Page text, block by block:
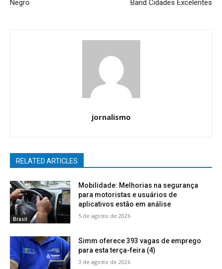
Negro Band Cidades Excelentes
jornalismo
RELATED ARTICLES
Brasil
Mobilidade: Melhorias na segurança
para motoristas e usuários de
aplicativos estão em análise
5 de agosto de 2026
Simm oferece 393 vagas de emprego
para esta terça-feira (4)
3 de agosto de 2026